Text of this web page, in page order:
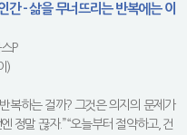
간 - 삶을 무너뜨리는 반복에는 이
P
)
복하는 걸까? 그것은 의지의 문제가
정말 끊자.”“오늘부터 절약하고, 건